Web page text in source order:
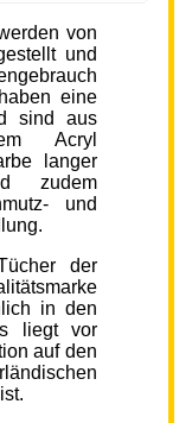
von
und
eine
sind aus
Acryl
langer
zudem
und
der
in den
liegt vor
auf den